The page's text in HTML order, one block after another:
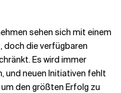
sehen sich mit einem
doch die verfügbaren
Es wird immer
und neuen Initiativen fehlt
den größten Erfolg zu